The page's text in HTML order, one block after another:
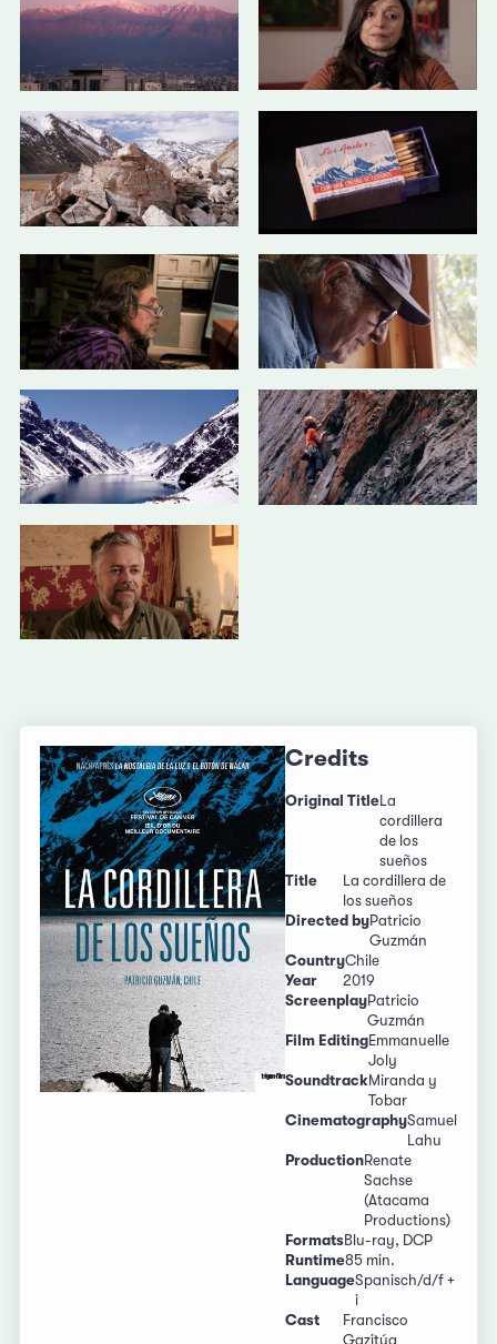
Credits
Original TitleLa
cordillera
de los
sueños
Title
La cordillera de
los sueños
Directed byPatricio
Guzmán
CountryChile
Year
2019
ScreenplayPatricio
Guzmán
Film EditingEmmanuelle
Joly
SoundtrackMiranda y
Tobar
CinematographySamuel
Lahu
ProductionRenate
Sachse
(Atacama
Productions)
FormatsBlu-ray, DCP
Runtime85 min.
LanguageSpanisch/d/f +
i
Cast
Francisco
Gazitúa